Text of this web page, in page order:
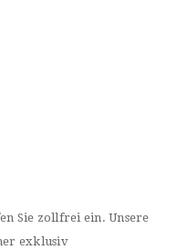
Sie zollfrei ein. Unsere
exklusiv